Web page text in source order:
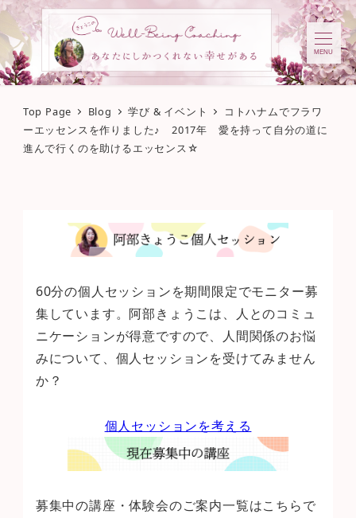
MENU
Top Page Blog 学び & イベント
コトハナムでフラワ
ーエッセンスを作りました♪ 2017年 愛を持って自分の道に
進んで行くのを助けるエッセンス☆
60分の個人セッションを期間限定でモニター募
集しています。阿部きょうこは、人とのコミュ
ニケーションが得意ですので、人間関係のお悩
みについて、個人セッションを受けてみません
か？
個人セッションを考える
募集中の講座・体験会のご案内一覧はこちらで